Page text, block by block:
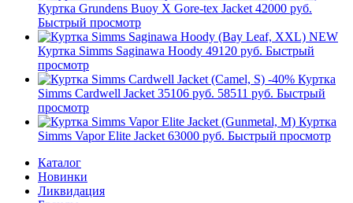
Куртка Grundens Buoy X Gore-tex Jacket 42000 руб.
Быстрый просмотр
NEW
Куртка Simms Saginawa Hoody 49120 руб. Быстрый
просмотр
-40% Куртка
Simms Cardwell Jacket 35106 руб. 58511 руб. Быстрый
просмотр
Куртка
Simms Vapor Elite Jacket 63000 руб. Быстрый просмотр
Каталог
Новинки
Ликвидация